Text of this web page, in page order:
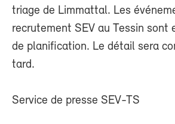
triage de Limmattal. Les
recrutement SEV au Tessin sont
de planification. Le détail sera
tard.
Service de presse SEV-TS